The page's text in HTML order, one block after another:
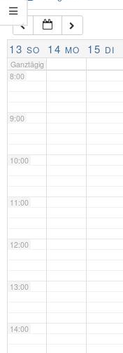
13 SO 14 MO 15 DI
Ganztägig
7:00
8:00
9:00
10:00
11:00
12:00
13:00
14:00